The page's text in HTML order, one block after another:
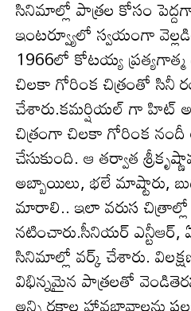
సినిమాల్లో పాత్రల కోసం
ఇంట‌ర్వ్యూలో స్వ‌యంగా
1966లో కోటయ్య
చిలకా గోరింక చిత్రంతో సినీ
చేశారు.క‌మ‌ర్షియ‌ల్ గా హిట్
చిత్రంగా చిల‌కా గోరింక నందీ
చేసుకుంది. ఆ త‌ర్వాత
అబ్బాయిలు, భలే మాష్టారు,
మారాలి.. ఇలా వ‌రుస చిత్రాల్లో
న‌టించారు.సీనియ‌ర్
సినిమాల్లో వ‌ర్క్ చేశారు.
విభిన్నమైన పాత్ర‌ల‌తో